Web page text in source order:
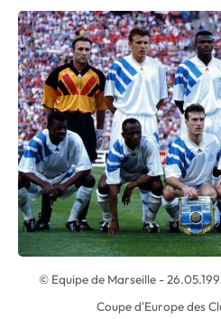
© Equipe de Marseille -
Coupe d'Europe des